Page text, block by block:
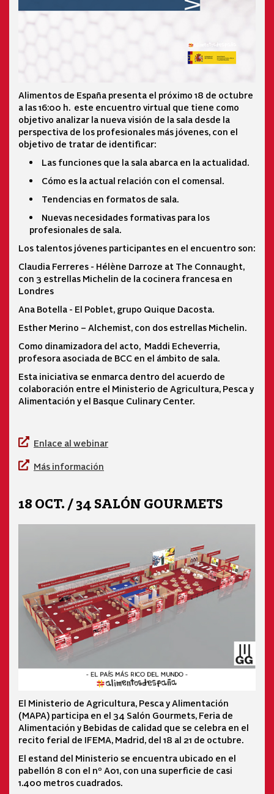
Alimentos de España presenta el próximo 18 de octubre
a las 16:00 h. este encuentro virtual que tiene como
objetivo analizar la nueva visión de la sala desde la
perspectiva de los profesionales más jóvenes, con el
objetivo de tratar de identificar:
Las funciones que la sala abarca en la actualidad.
Cómo es la actual relación con el comensal.
Tendencias en formatos de sala.
Nuevas necesidades formativas para los
profesionales de sala.
Los talentos jóvenes participantes en el encuentro son:
Claudia Ferreres - Hélène Darroze at The Connaught,
con 3 estrellas Michelin de la cocinera francesa en
Londres
Ana Botella - El Poblet, grupo Quique Dacosta.
Esther Merino – Alchemist, con dos estrellas Michelin.
Como dinamizadora del acto, Maddi Echeverria,
profesora asociada de BCC en el ámbito de sala.
Esta iniciativa se enmarca dentro del acuerdo de
colaboración entre el Ministerio de Agricultura, Pesca y
Alimentación y el Basque Culinary Center.
Enlace al webinar
Más información
18 OCT. / 34 SALÓN GOURMETS
El Ministerio de Agricultura, Pesca y Alimentación
(MAPA) participa en el 34 Salón Gourmets, Feria de
Alimentación y Bebidas de calidad que se celebra en el
recito ferial de IFEMA, Madrid, del 18 al 21 de octubre.
El estand del Ministerio se encuentra ubicado en el
pabellón 8 con el nº A01, con una superficie de casi
1.400 metros cuadrados.